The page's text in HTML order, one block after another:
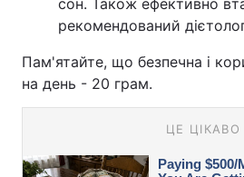
сон. Також ефективно
рекомендований
Пам'ятайте, що безпечна і
на день - 20 грам.